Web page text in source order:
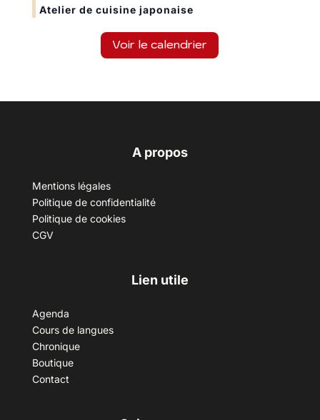
Atelier de cuisine japonaise
Voir le calendrier
A propos
Mentions légales
Politique de confidentialité
Politique de cookies
CGV
Lien utile
Agenda
Cours de langues
Chronique
Boutique
Contact